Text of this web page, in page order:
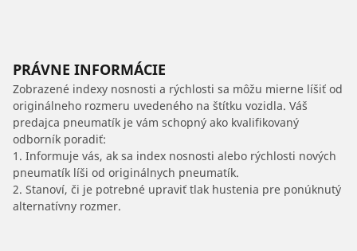
PRÁVNE INFORMÁCIE
Zobrazené indexy nosnosti a rýchlosti sa môžu mierne líšiť od
originálneho rozmeru uvedeného na štítku vozidla. Váš
predajca pneumatík je vám schopný ako kvalifikovaný
odborník poradiť:
1. Informuje vás, ak sa index nosnosti alebo rýchlosti nových
pneumatík líši od originálnych pneumatík.
2. Stanoví, či je potrebné upraviť tlak hustenia pre ponúknutý
alternatívny rozmer.